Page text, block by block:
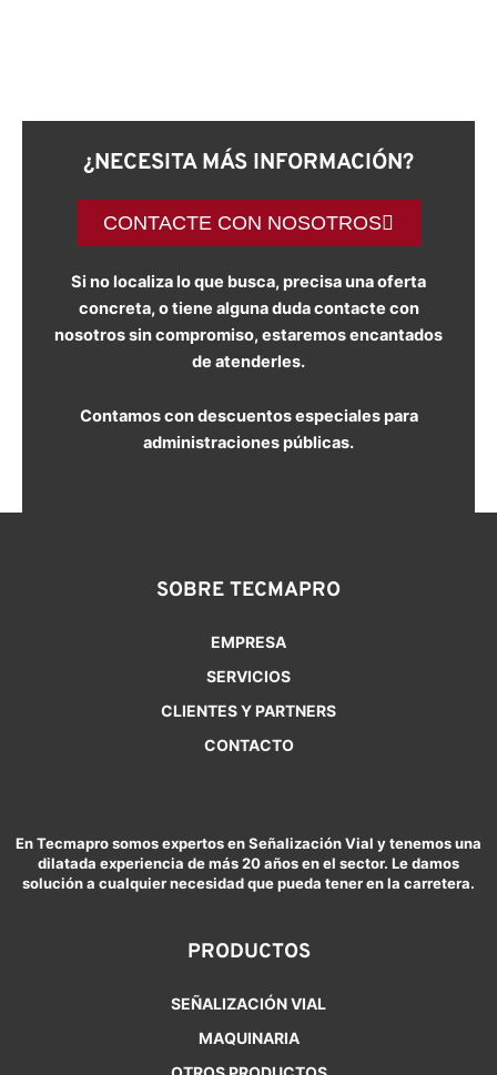
¿NECESITA MÁS INFORMACIÓN?
CONTACTE CON NOSOTROS
Si no localiza lo que busca, precisa una oferta
concreta, o tiene alguna duda contacte con
nosotros sin compromiso, estaremos encantados
de atenderles.
Contamos con descuentos especiales para
administraciones públicas.
SOBRE TECMAPRO
EMPRESA
SERVICIOS
CLIENTES Y PARTNERS
CONTACTO
En Tecmapro somos expertos en Señalización Vial y tenemos una
dilatada experiencia de más 20 años en el sector. Le damos
solución a cualquier necesidad que pueda tener en la carretera.
PRODUCTOS
SEÑALIZACIÓN VIAL
MAQUINARIA